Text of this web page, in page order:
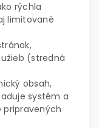
rýchla
limitované
(stredná
obsah,
systém a
pripravených